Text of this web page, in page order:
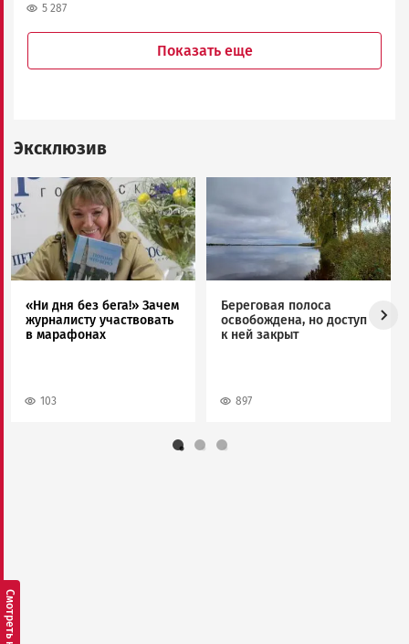
5 287
Показать еще
Эксклюзив
Image
«Ни дня без бега!» Зачем
журналисту участвовать
в марафонах
103
Береговая полоса
освобождена, но доступ
к ней закрыт
897